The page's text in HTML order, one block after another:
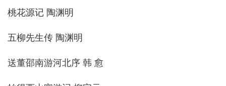
桃花源记 陶渊明
五柳先生传 陶渊明
送董邵南游河北序 韩 愈